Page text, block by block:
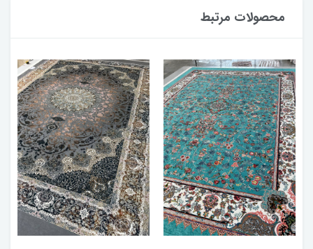
محصولات مرتبط